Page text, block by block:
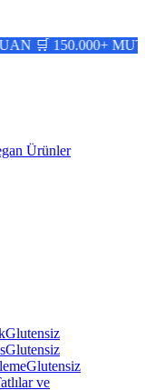
MUTLU
Ürünler
Glutensiz
Glutensiz
Glutensiz
ve